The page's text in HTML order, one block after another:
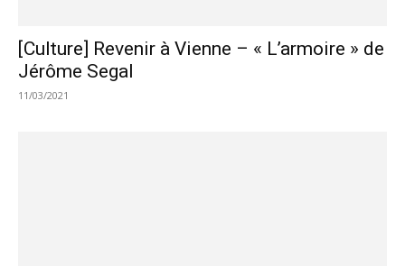
[Culture] Revenir à Vienne – « L’armoire » de
Jérôme Segal
11/03/2021